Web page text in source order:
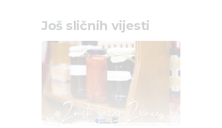
Još sličnih vijesti